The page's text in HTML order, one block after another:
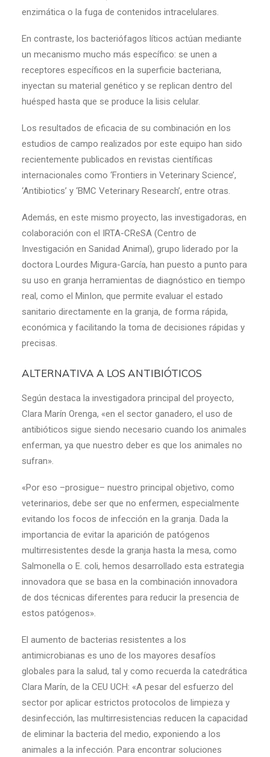
enzimática o la fuga de contenidos intracelulares.
En contraste, los bacteriófagos líticos actúan mediante
un mecanismo mucho más específico: se unen a
receptores específicos en la superficie bacteriana,
inyectan su material genético y se replican dentro del
huésped hasta que se produce la lisis celular.
Los resultados de eficacia de su combinación en los
estudios de campo realizados por este equipo han sido
recientemente publicados en revistas científicas
internacionales como ‘Frontiers in Veterinary Science’,
‘Antibiotics’ y ‘BMC Veterinary Research’, entre otras.
Además, en este mismo proyecto, las investigadoras, en
colaboración con el IRTA-CReSA (Centro de
Investigación en Sanidad Animal), grupo liderado por la
doctora Lourdes Migura-García, han puesto a punto para
su uso en granja herramientas de diagnóstico en tiempo
real, como el MinIon, que permite evaluar el estado
sanitario directamente en la granja, de forma rápida,
económica y facilitando la toma de decisiones rápidas y
precisas.
ALTERNATIVA A LOS ANTIBIÓTICOS
Según destaca la investigadora principal del proyecto,
Clara Marín Orenga, «en el sector ganadero, el uso de
antibióticos sigue siendo necesario cuando los animales
enferman, ya que nuestro deber es que los animales no
sufran».
«Por eso –prosigue– nuestro principal objetivo, como
veterinarios, debe ser que no enfermen, especialmente
evitando los focos de infección en la granja. Dada la
importancia de evitar la aparición de patógenos
multirresistentes desde la granja hasta la mesa, como
Salmonella o E. coli, hemos desarrollado esta estrategia
innovadora que se basa en la combinación innovadora
de dos técnicas diferentes para reducir la presencia de
estos patógenos».
El aumento de bacterias resistentes a los
antimicrobianas es uno de los mayores desafíos
globales para la salud, tal y como recuerda la catedrática
Clara Marín, de la CEU UCH: «A pesar del esfuerzo del
sector por aplicar estrictos protocolos de limpieza y
desinfección, las multirresistencias reducen la capacidad
de eliminar la bacteria del medio, exponiendo a los
animales a la infección. Para encontrar soluciones